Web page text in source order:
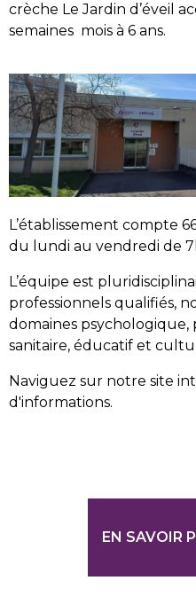
crèche Le Jardin d’éveil
semaines mois à 6 ans.
L’établissement compte
du lundi au vendredi de
L’équipe est
professionnels qualifiés,
domaines psychologique,
sanitaire, éducatif et
Naviguez sur notre site
d'informations.
EN SAVOIR